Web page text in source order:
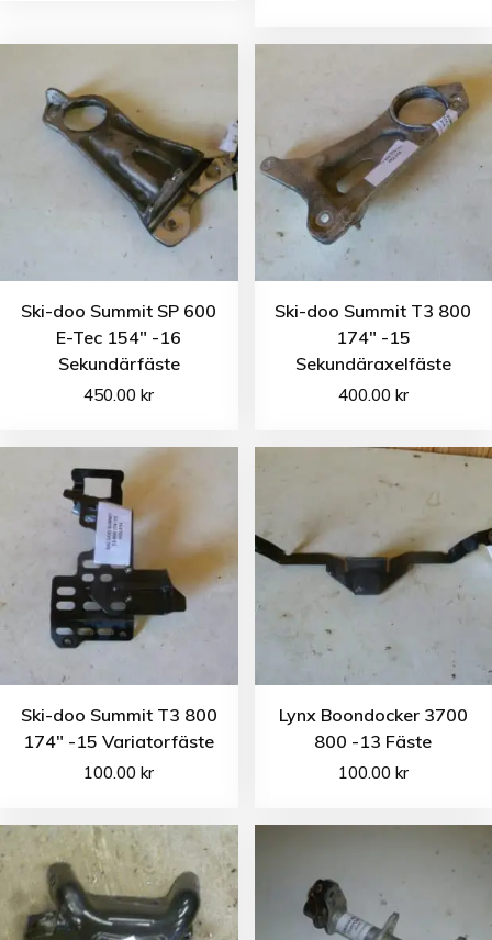
Ski-doo Summit SP 600
E-Tec 154″ -16
Sekundärfäste
450.00kr
Ski-doo Summit T3 800
174″ -15
Sekundäraxelfäste
400.00 kr
Ski-doo Summit T3 800
174″ -15 Variatorfäste
100.00kr
Lynx Boondocker 3700
800 -13 Fäste
100.00 kr